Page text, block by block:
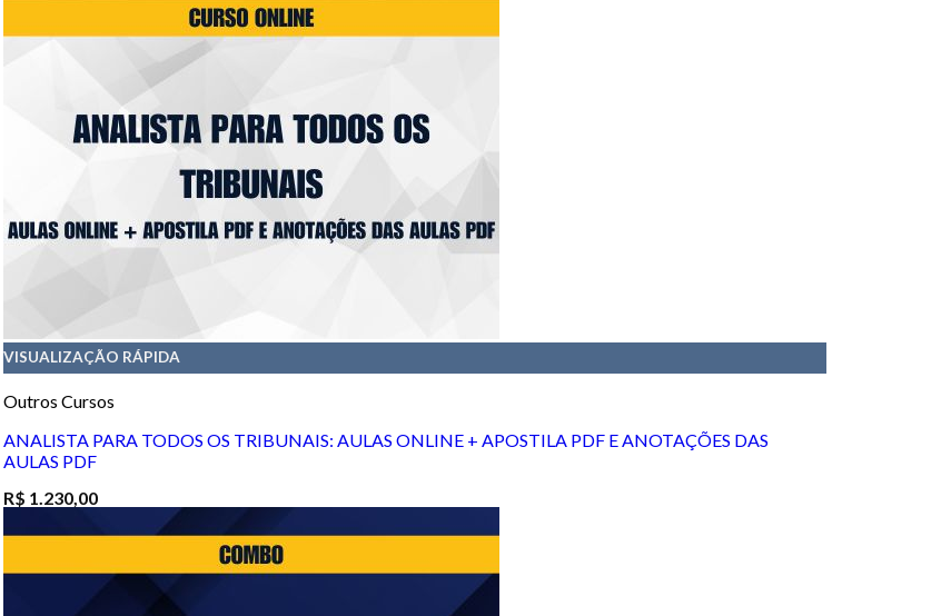
VISUALIZAÇÃO RÁPIDA
Outros Cursos
ANALISTA PARA TODOS OS TRIBUNAIS: AULAS ONLINE + APOSTILA PDF E ANOTAÇÕES DAS
AULAS PDF
R$ 1.230,00